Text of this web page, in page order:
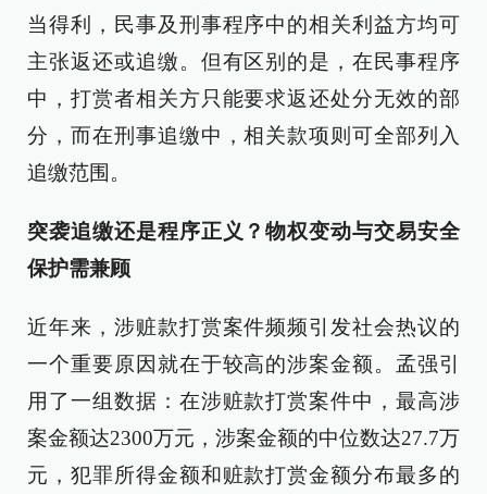
当得利，民事及刑事程序中的相关利益方均可
主张返还或追缴。但有区别的是，在民事程序
中，打赏者相关方只能要求返还处分无效的部
分，而在刑事追缴中，相关款项则可全部列入
追缴范围。
突袭追缴还是程序正义？物权变动与交易安全
保护需兼顾
近年来，涉赃款打赏案件频频引发社会热议的
一个重要原因就在于较高的涉案金额。孟强引
用了一组数据：在涉赃款打赏案件中，最高涉
案金额达2300万元，涉案金额的中位数达27.7万
元，犯罪所得金额和赃款打赏金额分布最多的